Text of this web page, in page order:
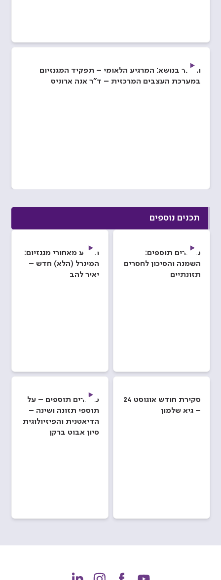
וובינר בנושא: המרגיע הלאומי – תפקיד המגנזיום
במערכת העצבים המרכזית – ד”ר אנה ארוניס
תכנים נוספים
מדברים תוספים:
השמנה והסיכון לחסרים
תזונתיים
המדע מאחורי מגנזיום:
המינרל (הלא) חדש –
יאיר להב
סקירת חודש אוגוסט 24
– גיא שלמון
מדברים תוספים – על
תוספי תזונה ושינה –
הדיאטנית והפיזיולוגית
סיון אבוט ברקן